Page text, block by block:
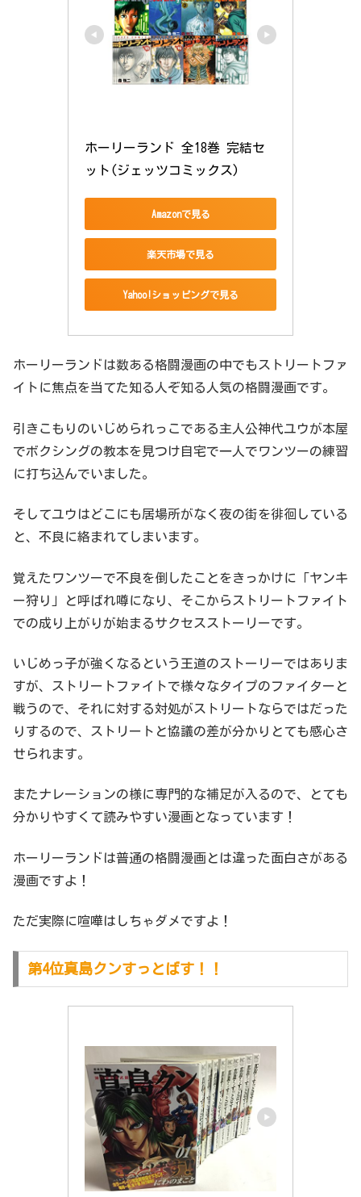
ホーリーランド 全18巻 完結セ
ット(ジェッツコミックス)
Amazonで見る
楽天市場で見る
Yahoo!ショッピングで見る
ホーリーランドは数ある格闘漫画の中でもストリートファ
イトに焦点を当てた知る人ぞ知る人気の格闘漫画です。
引きこもりのいじめられっこである主人公神代ユウが本屋
でボクシングの教本を見つけ自宅で一人でワンツーの練習
に打ち込んでいました。
そしてユウはどこにも居場所がなく夜の街を徘徊している
と、不良に絡まれてしまいます。
覚えたワンツーで不良を倒したことをきっかけに「ヤンキ
ー狩り」と呼ばれ噂になり、そこからストリートファイト
での成り上がりが始まるサクセスストーリーです。
いじめっ子が強くなるという王道のストーリーではありま
すが、ストリートファイトで様々なタイプのファイターと
戦うので、それに対する対処がストリートならではだった
りするので、ストリートと協議の差が分かりとても感心さ
せられます。
またナレーションの様に専門的な補足が入るので、とても
分かりやすくて読みやすい漫画となっています！
ホーリーランドは普通の格闘漫画とは違った面白さがある
漫画ですよ！
ただ実際に喧嘩はしちゃダメですよ！
第4位真島クンすっとばす！！